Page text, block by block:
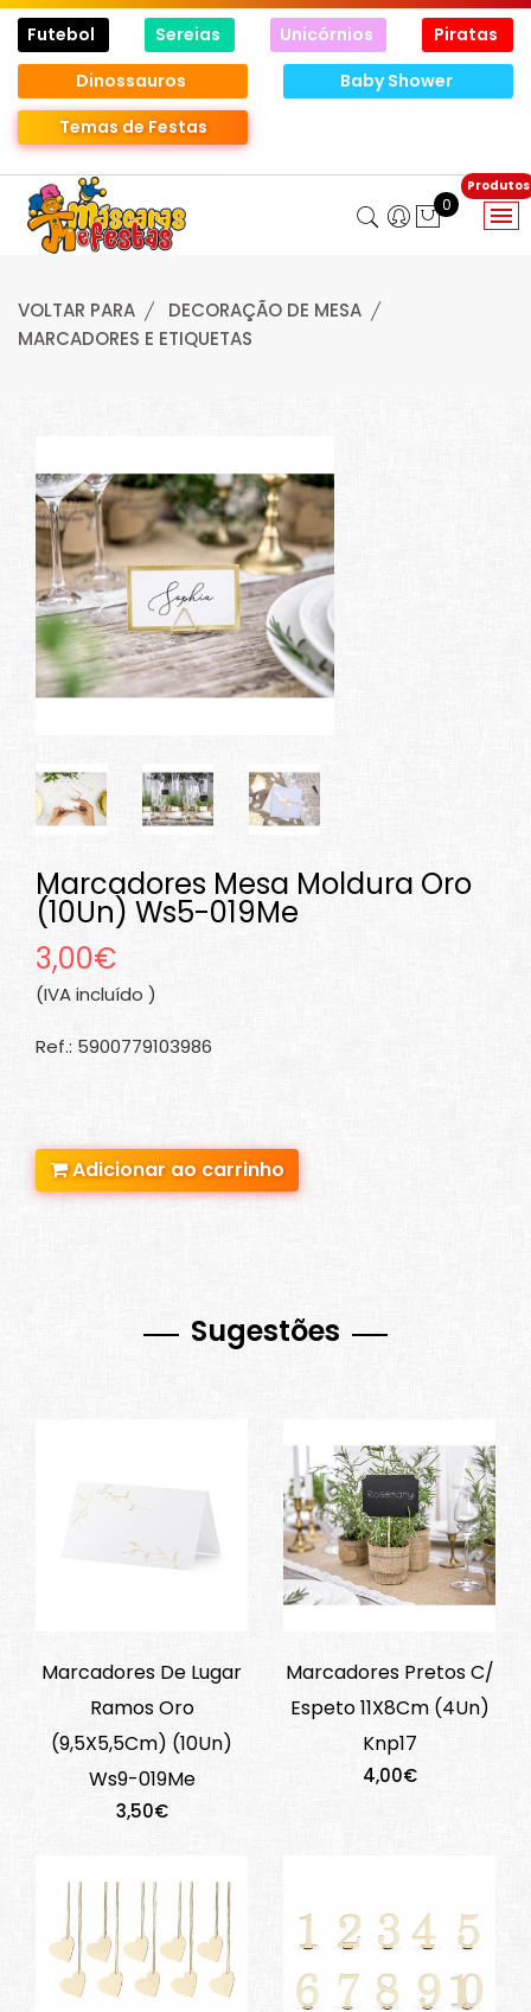
Futebol Sereias Unicórnios
Piratas
Dinossauros
Baby Shower
Temas de Festas
0
VOLTAR PARA
DECORAÇÃO DE MESA
MARCADORES E ETIQUETAS
Marcadores Mesa Moldura Oro
(10Un) Ws5-019Me
3,00€
(IVA incluído )
Ref.: 5900779103986
Adicionar ao carrinho
Sugestões
Marcadores De Lugar
Ramos Oro
(9,5X5,5Cm) (10Un)
Ws9-019Me
3,50€
Marcadores Pretos C/
Espeto 11X8Cm (4Un)
Knp17
4,00€